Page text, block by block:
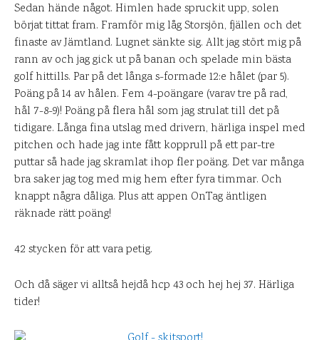
Sedan hände något. Himlen hade spruckit upp, solen
börjat tittat fram. Framför mig låg Storsjön, fjällen och det
finaste av Jämtland. Lugnet sänkte sig. Allt jag stört mig på
rann av och jag gick ut på banan och spelade min bästa
golf hittills. Par på det långa s-formade 12:e hålet (par 5).
Poäng på 14 av hålen. Fem 4-poängare (varav tre på rad,
hål 7-8-9)! Poäng på flera hål som jag strulat till det på
tidigare. Långa fina utslag med drivern, härliga inspel med
pitchen och hade jag inte fått kopprull på ett par-tre
puttar så hade jag skramlat ihop fler poäng. Det var många
bra saker jag tog med mig hem efter fyra timmar. Och
knappt några dåliga. Plus att appen OnTag äntligen
räknade rätt poäng!
42 stycken för att vara petig.
Och då säger vi alltså hejdå hcp 43 och hej hej 37. Härliga
tider!